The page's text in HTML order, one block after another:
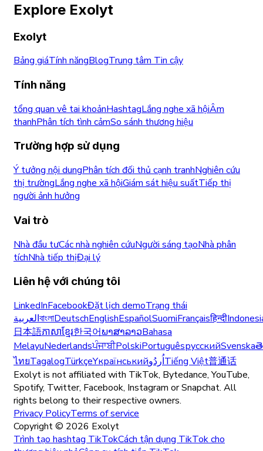
Explore Exolyt
Exolyt
Bảng giáTính năngBlogTrung tâm Tin cậy
Tính năng
tổng quan vê tai khoảnHashtagLắng nghe xã hộiÂm
thanhPhân tích tình cảmSo sánh thương hiệu
Trường hợp sử dụng
Ý tưởng nội dungPhân tích đối thủ cạnh tranhNghiên cứu
thị trườngLắng nghe xã hộiGiám sát hiệu suấtTiếp thị
người ảnh hưởng
Vai trò
Nhà đầu tưCác nhà nghiên cứuNgười sáng tạoNhà phân
tíchNhà tiếp thịĐại lý
Liên hệ với chúng tôi
LinkedInFacebookĐặt lịch demoTrạng thái
العربيةবাংলাDeutschEnglishEspañolSuomiFrançaisहिन्दी
日本語ភាសាខ្មែរ한국어ພາສາລາວBahasa
MelayuNederlandsਪੰਜਾਬੀPolskiPortuguêsрусскийSvenska
ไทยTagalogTürkçeYкраїнськийاُردُوTiếng Việt普通话
Exolyt is not affiliated with TikTok, Bytedance, YouTube,
Spotify, Twitter, Facebook, Instagram or Snapchat. All
rights belong to their respective owners.
Privacy PolicyTerms of service
Copyright © 2026 Exolyt
Trình tạo hashtag TikTokCách tận dụng TikTok cho